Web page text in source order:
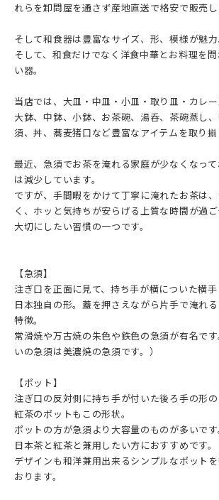
れらを卸問屋を通さず産地直送で格安で販売し
そして和食器は豊富なサイズ、形、模様が魅力
そして、和食だけでなく洋食中華とお料理を
い器。
当店では、大皿・中皿・小皿・取り皿・カレー
大鉢、中鉢、小鉢、お茶碗、湯呑、茶碗蒸し
須、丼、蕎麦猪口など豊富なアイテムを取り揃
最近、急須でお茶を淹れる家庭が少なくなっ
は減少しています。
ですが、手間暇をかけて丁寧に淹れたお茶は
く、ホッと気持ちが安らげる上質な時間が過
大切にしたい習慣の一つです。
【急須】
注ぎ口を正面に見て、持ち手が横についた横手
日本独自の形。蓋を押さえながら片手で淹れ
特徴。
常滑焼や万古焼の朱色や鉄色の急須が有名で
いの急須は美濃焼の急須です。）
【ポット】
注ぎ口の反対側に持ち手が付いた後ろ手の形の
紅茶のポットもこの形状。
ポットの方が急須より大容量のものが多いです
日本茶と紅茶と兼用したい方におすすめです。
デザインも和洋兼用出来るシンプルなポット
おります。